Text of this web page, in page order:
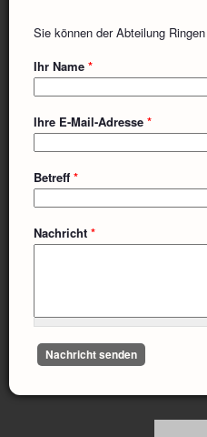
Sie können der Abteilung
Ihr Name *
Ihre E-Mail-Adresse *
Betreff *
Nachricht *